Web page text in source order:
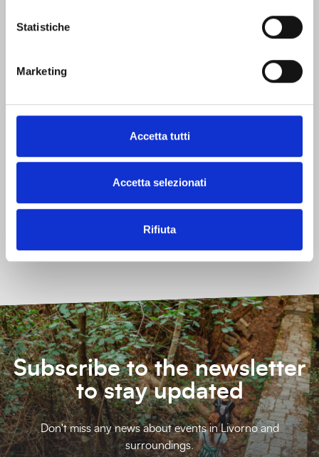
Statistiche
Marketing
Accetta tutti
Accetta selezionati
Rifiuta
In pairs
Winter
What:
Do activities
See learn and discover Taste
Other characteristics
Free Indoors Outdoors
Reachable by public transport
Subscribe to the newsletter
to stay updated
Don't miss any news about events in Livorno and
surroundings.